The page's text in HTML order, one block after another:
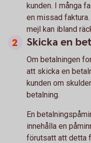
kunden. I många
en missad
mejl kan ibland
Skicka en
Om betalningen
att skicka en
kunden om
betalning.
En
innehålla en
förutsatt att detta